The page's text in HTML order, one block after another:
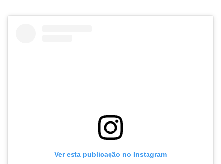
Ver esta publicação no Instagram